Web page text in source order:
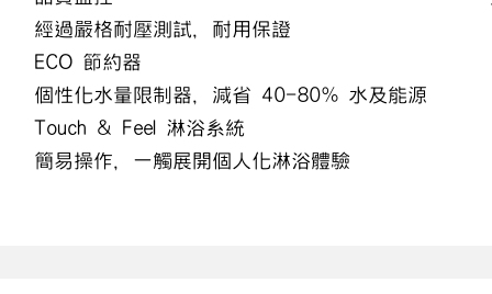
經過嚴格耐壓測試，耐用保證
ECO 節約器
個性化水量限制器，減省 40-80% 水及能源
Touch & Feel 淋浴系統
簡易操作，一觸展開個人化淋浴體驗